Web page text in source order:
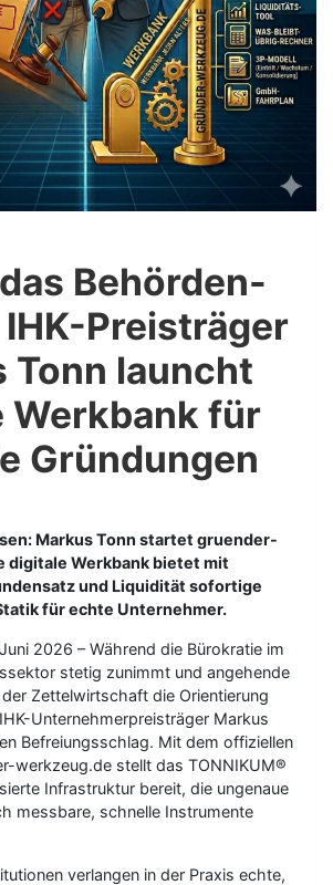
Behörden-
Preisträger
Tonn launcht
Werkbank für
Gründungen
Markus Tonn startet gruender-
digitale Werkbank bietet mit
und Liquidität sofortige
für echte Unternehmer.
2026 – Während die Bürokratie im
stetig zunimmt und angehende
Zettelwirtschaft die Orientierung
Unternehmerpreisträger Markus
Befreiungsschlag. Mit dem offiziellen
werkzeug.de stellt das TONNIKUM®
Infrastruktur bereit, die ungenaue
messbare, schnelle Instrumente
verlangen in der Praxis echte,